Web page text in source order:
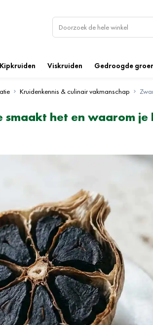
Kipkruiden Viskruiden Gedroogde
Kruidenkennis & culinair vakmanschap
het en waarom